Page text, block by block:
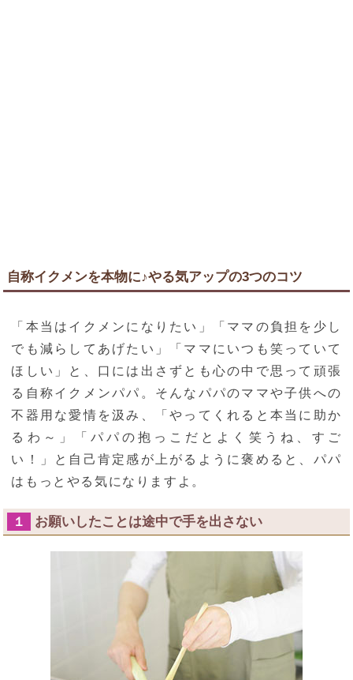
自称イクメンを本物に♪やる気アップの3つのコツ
「本当はイクメンになりたい」「ママの負担を少し
でも減らしてあげたい」「ママにいつも笑っていて
ほしい」と、口には出さずとも心の中で思って頑張
る自称イクメンパパ。そんなパパのママや子供への
不器用な愛情を汲み、「やってくれると本当に助か
るわ～」「パパの抱っこだとよく笑うね、すご
い！」と自己肯定感が上がるように褒めると、パパ
はもっとやる気になりますよ。
１ お願いしたことは途中で手を出さない